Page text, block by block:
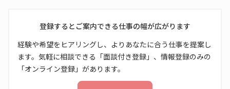
登録するとご案内できる仕事の幅が広がります
経験や希望をヒアリングし、よりあなたに合う仕事を提案し
ます。気軽に相談できる「面談付き登録」、情報登録のみの
「オンライン登録」があります。